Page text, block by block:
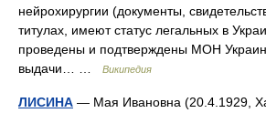
нейрохирургии (документы,
титулах, имеют статус легальных в
проведены и подтверждены МОН
выдачи… …
Википедия
ЛИСИНА — Мая Ивановна (20.4.1929,